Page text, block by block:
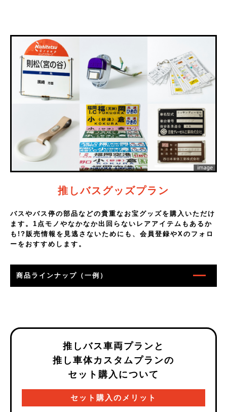
推しバスグッズプラン
バスやバス停の部品などの貴重なお宝グッズを購入いただけ
ます。1点モノやなかなか出回らないレアアイテムもあるか
も!?販売情報を見逃さないためにも、会員登録やXのフォロ
ーをおすすめします。
商品ラインナップ（一例）
推しバス車両プランと
推し車体カスタムプランの
セット購入について
セット購入のメリット